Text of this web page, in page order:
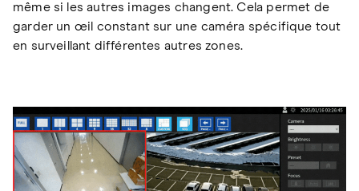
même si les autres images changent. Cela permet de
garder un œil constant sur une caméra spécifique tout
en surveillant différentes autres zones.